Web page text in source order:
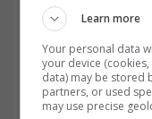
84,5×, con un
(fonte
società
liquidità contro
Learn more
Your personal data
your device
data) may be stored
partners, or used
may use precise